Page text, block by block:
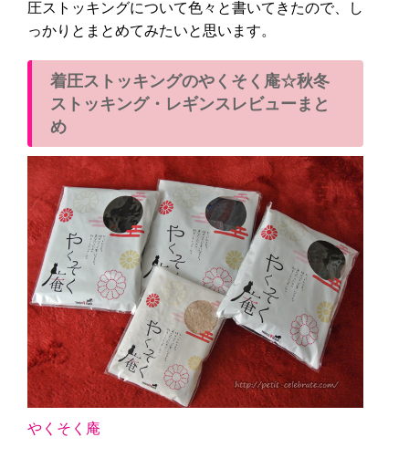
圧ストッキングについて色々と書いてきたので、し
っかりとまとめてみたいと思います。
着圧ストッキングのやくそく庵☆秋冬
ストッキング・レギンスレビューまと
め
やくそく庵